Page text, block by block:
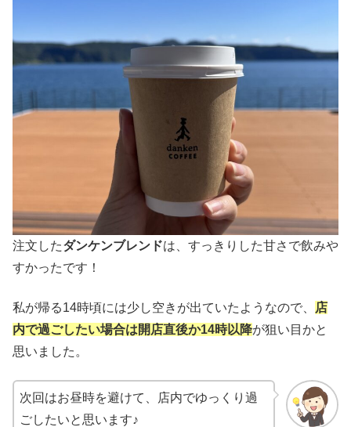
注文したダンケンブレンドは、すっきりした甘さで飲みや
すかったです！
私が帰る14時頃には少し空きが出ていたようなので、
店
内で過ごしたい場合は開店直後か14時以降が狙い目かと
思いました。
次回はお昼時を避けて、店内でゆっくり過
ごしたいと思います♪